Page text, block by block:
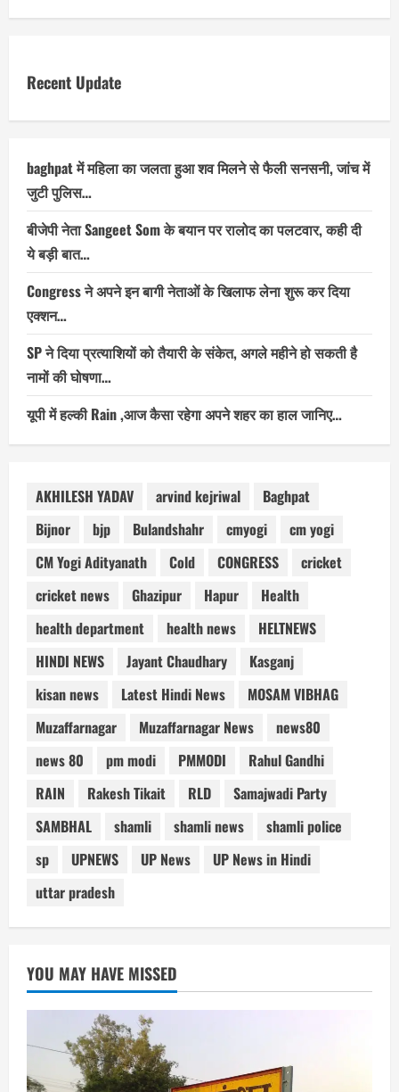
Recent Update
baghpat में महिला का जलता हुआ शव मिलने से फैली सनसनी, जांच में
जुटी पुलिस…
बीजेपी नेता Sangeet Som के बयान पर रालोद का पलटवार, कही दी
ये बड़ी बात…
Congress ने अपने इन बागी नेताओं के खिलाफ लेना शुरू कर दिया
एक्शन…
SP ने दिया प्रत्याशियों को तैयारी के संकेत, अगले महीने हो सकती है
नामों की घोषणा…
यूपी में हल्की Rain ,आज कैसा रहेगा अपने शहर का हाल जानिए…
AKHILESH YADAV arvind kejriwal
Baghpat
Bijnor
bjp Bulandshahr cmyogi
cm yogi
CM Yogi Adityanath
Cold CONGRESS
cricket
cricket news
Ghazipur Hapur
Health
health department
health news
HELTNEWS
HINDI NEWS
Jayant Chaudhary
Kasganj
kisan news
Latest Hindi News
MOSAM VIBHAG
Muzaffarnagar
Muzaffarnagar News
news80
news 80
pm modi PMMODI
Rahul Gandhi
RAIN
Rakesh Tikait RLD
Samajwadi Party
SAMBHAL
shamli shamli news
shamli police
sp
UPNEWS UP News
UP News in Hindi
uttar pradesh
YOU MAY HAVE MISSED